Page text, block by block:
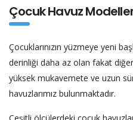
Çocuk Havuz
Çocuklarınızın yüzmeye yeni
derinliği daha az olan fakat
yüksek mukavemete ve uzun
havuzlarımız bulunmaktadır.